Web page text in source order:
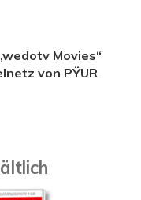
Movies“
von PŸUR